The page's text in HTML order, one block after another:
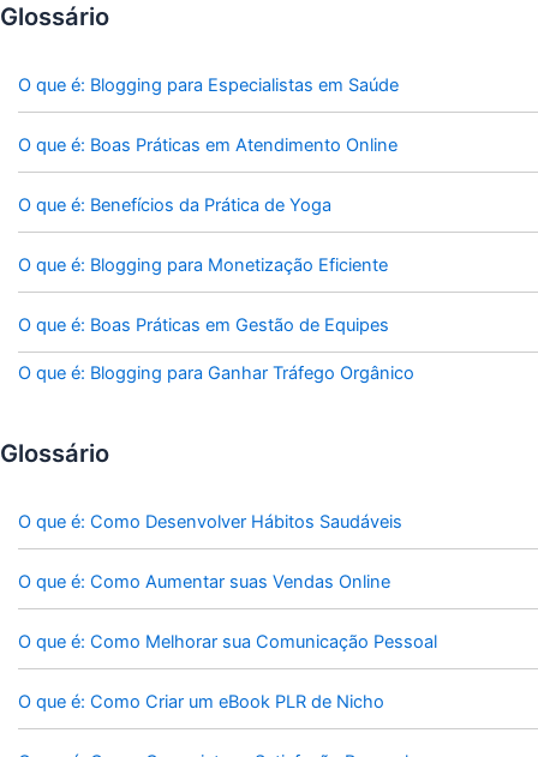
Glossário
O que é: Blogging para Especialistas em Saúde
O que é: Boas Práticas em Atendimento Online
O que é: Benefícios da Prática de Yoga
O que é: Blogging para Monetização Eficiente
O que é: Boas Práticas em Gestão de Equipes
O que é: Blogging para Ganhar Tráfego Orgânico
Glossário
O que é: Como Desenvolver Hábitos Saudáveis
O que é: Como Aumentar suas Vendas Online
O que é: Como Melhorar sua Comunicação Pessoal
O que é: Como Criar um eBook PLR de Nicho